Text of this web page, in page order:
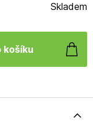
Skladem